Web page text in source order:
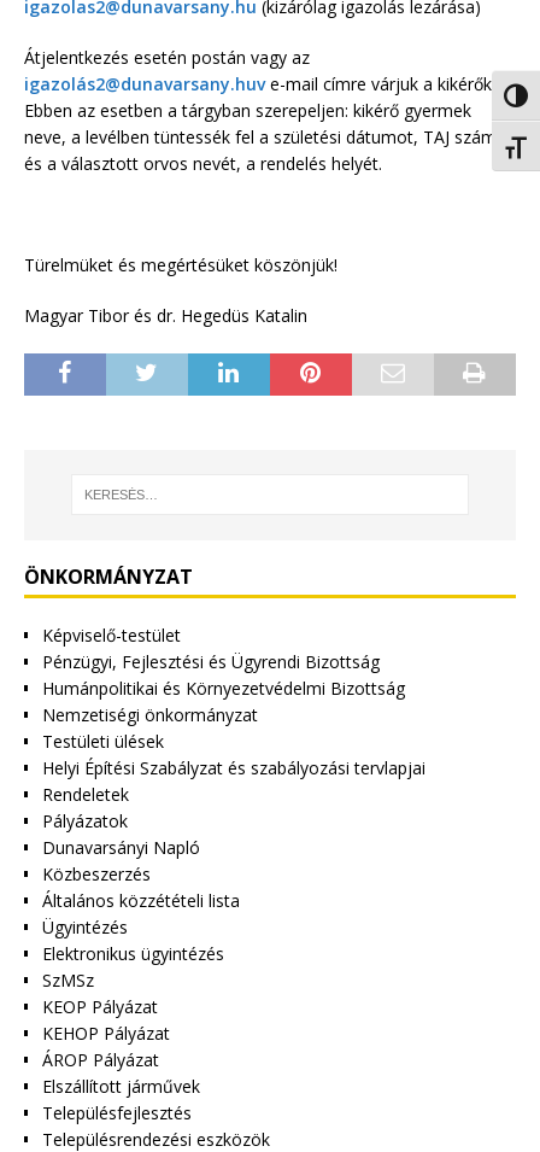
igazolas2@dunavarsany.hu (kizárólag igazolás lezárása)
Átjelentkezés esetén postán vagy az
igazolás2@dunavarsany.huve-mail címre várjuk a kikérőket.
Ebben az esetben a tárgyban szerepeljen: kikérő gyermek
neve, a levélben tüntessék fel a születési dátumot, TAJ számot
és a választott orvos nevét, a rendelés helyét.
Türelmüket és megértésüket köszönjük!
Magyar Tibor és dr. Hegedüs Katalin
ÖNKORMÁNYZAT
Képviselő-testület
Pénzügyi, Fejlesztési és Ügyrendi Bizottság
Humánpolitikai és Környezetvédelmi Bizottság
Nemzetiségi önkormányzat
Testületi ülések
Helyi Építési Szabályzat és szabályozási tervlapjai
Rendeletek
Pályázatok
Dunavarsányi Napló
Közbeszerzés
Általános közzétételi lista
Ügyintézés
Elektronikus ügyintézés
SzMSz
KEOP Pályázat
KEHOP Pályázat
ÁROP Pályázat
Elszállított járművek
Településfejlesztés
Településrendezési eszközök